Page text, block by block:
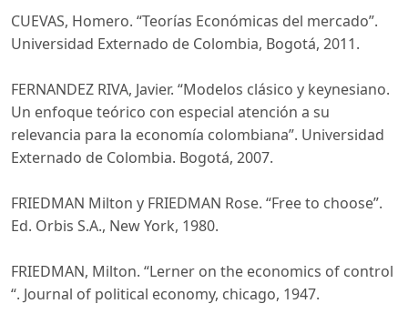
CUEVAS, Homero. “Teorías Económicas del mercado”.
Universidad Externado de Colombia, Bogotá, 2011.
FERNANDEZ RIVA, Javier. “Modelos clásico y keynesiano.
Un enfoque teórico con especial atención a su
relevancia para la economía colombiana”. Universidad
Externado de Colombia. Bogotá, 2007.
FRIEDMAN Milton y FRIEDMAN Rose. “Free to choose”.
Ed. Orbis S.A., New York, 1980.
FRIEDMAN, Milton. “Lerner on the economics of control
“. Journal of political economy, chicago, 1947.